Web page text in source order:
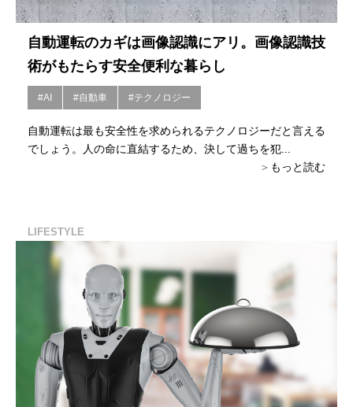
自動運転のカギは画像認識にアリ。画像認識技
術がもたらす安全便利な暮らし
#AI #自動車 #テクノロジー
自動運転は最も安全性を求められるテクノロジーだと言える
でしょう。人の命に直結するため、決して過ちを犯...
もっと読む
LIFESTYLE